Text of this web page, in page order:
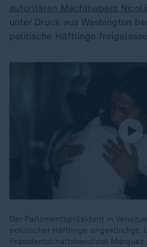
autoritären Machthabers
unter Druck aus Washington
politische Häftlinge
Der Parlamentspräsident in
politischer Häftlinge angekündigt.
Präsidentschaftskandidat